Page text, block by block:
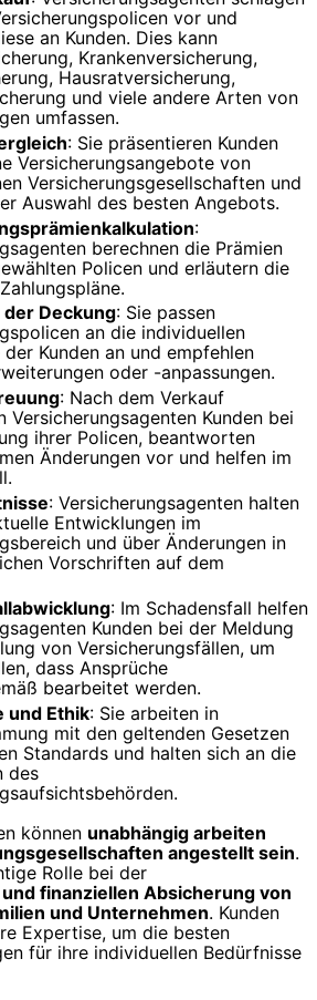
vor und
an Kunden. Dies kann
Krankenversicherung,
Hausratversicherung,
und viele andere Arten von
umfassen.
: Sie präsentieren Kunden
Versicherungsangebote von
Versicherungsgesellschaften und
Auswahl des besten Angebots.
:
berechnen die Prämien
Policen und erläutern die
Deckung: Sie passen
an die individuellen
Kunden an und empfehlen
oder -anpassungen.
: Nach dem Verkauf
Versicherungsagenten Kunden bei
ihrer Policen, beantworten
Änderungen vor und helfen im
: Versicherungsagenten halten
Entwicklungen im
und über Änderungen in
Vorschriften auf dem
: Im Schadensfall helfen
Kunden bei der Meldung
von Versicherungsfällen, um
dass Ansprüche
bearbeitet werden.
und Ethik: Sie arbeiten in
mit den geltenden Gesetzen
Standards und halten sich an die
des
können unabhängig arbeiten
angestellt sein.
Rolle bei der
finanziellen Absicherung von
und Unternehmen. Kunden
Expertise, um die besten
für ihre individuellen Bedürfnisse